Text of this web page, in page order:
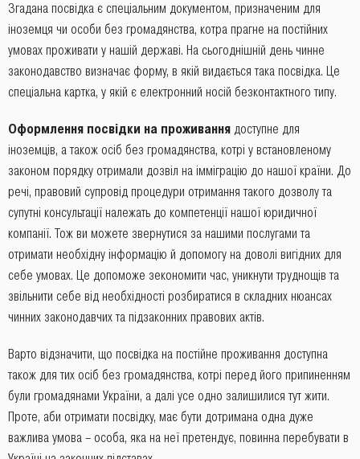
Згадана посвідка є спеціальним документом, призначеним для
іноземця чи особи без громадянства, котра прагне на постійних
умовах проживати у нашій державі. На сьогоднішній день чинне
законодавство визначає форму, в якій видається така посвідка. Це
спеціальна картка, у якій є електронний носій безконтактного типу.
Оформлення посвідки на проживання доступне для
іноземців, а також осіб без громадянства, котрі у встановленому
законом порядку отримали дозвіл на імміграцію до нашої країни. До
речі, правовий супровід процедури отримання такого дозволу та
супутні консультації належать до компетенції нашої юридичної
компанії. Тож ви можете звернутися за нашими послугами та
отримати необхідну інформацію й допомогу на доволі вигідних для
себе умовах. Це допоможе зекономити час, уникнути труднощів та
звільнити себе від необхідності розбиратися в складних нюансах
чинних законодавчих та підзаконних правових актів.
Варто відзначити, що посвідка на постійне проживання доступна
також для тих осіб без громадянства, котрі перед його припиненням
були громадянами України, а далі усе одно залишилися тут жити.
Проте, аби отримати посвідку, має бути дотримана одна дуже
важлива умова – особа, яка на неї претендує, повинна перебувати в